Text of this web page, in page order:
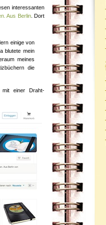
interessanten
Aus Berlin. Dort
einige von
blutete mein
meines
die
einer Draht-